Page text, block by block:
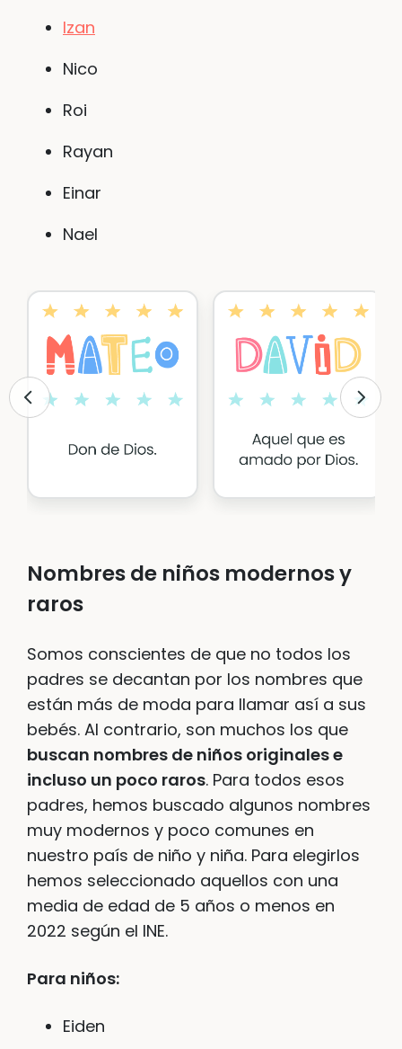
Izan
Nico
Roi
Rayan
Einar
Nael
Nombres de niños modernos y
raros
Somos conscientes de que no todos los
padres se decantan por los nombres que
están más de moda para llamar así a sus
bebés. Al contrario, son muchos los que
buscan nombres de niños originales e
incluso un poco raros. Para todos esos
padres, hemos buscado algunos nombres
muy modernos y poco comunes en
nuestro país de niño y niña. Para elegirlos
hemos seleccionado aquellos con una
media de edad de 5 años o menos en
2022 según el INE.
Para niños:
Eiden